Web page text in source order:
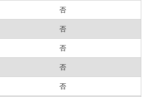
否
否
否
否
否